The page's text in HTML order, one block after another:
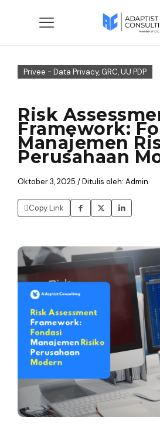
Privee - Data Privacy, GRC, UU PDP
Risk
Framework:
Manajemen
Perusahaan
Oktober 3, 2025 / Ditulis oleh: Admin
Copy Link